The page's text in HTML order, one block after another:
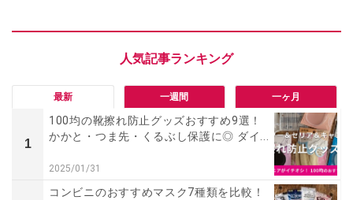
最新 一週間 一ヶ月
1
100均の靴擦れ防止グッズおすすめ9選！
かかと・つま先・くるぶし保護に◎ ダイ...
2025/01/31
コンビニのおすすめマスク7種類を比較！